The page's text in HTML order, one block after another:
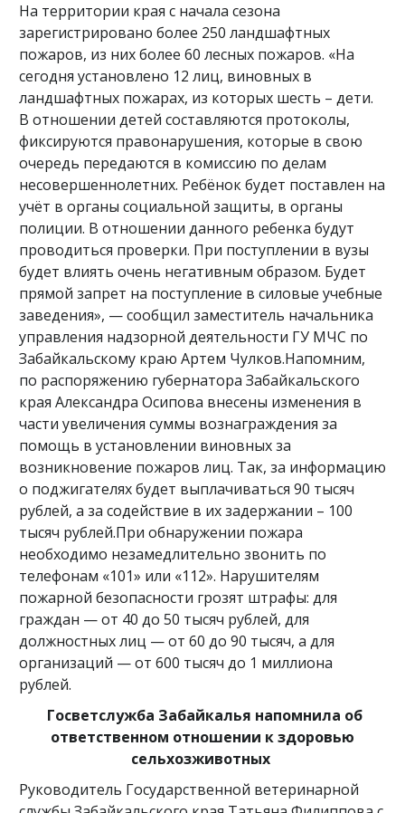
На территории края с начала сезона
зарегистрировано более 250 ландшафтных
пожаров, из них более 60 лесных пожаров. «На
сегодня установлено 12 лиц, виновных в
ландшафтных пожарах, из которых шесть – дети.
В отношении детей составляются протоколы,
фиксируются правонарушения, которые в свою
очередь передаются в комиссию по делам
несовершеннолетних. Ребёнок будет поставлен на
учёт в органы социальной защиты, в органы
полиции. В отношении данного ребенка будут
проводиться проверки. При поступлении в вузы
будет влиять очень негативным образом. Будет
прямой запрет на поступление в силовые учебные
заведения», — сообщил заместитель начальника
управления надзорной деятельности ГУ МЧС по
Забайкальскому краю Артем Чулков.Напомним,
по распоряжению губернатора Забайкальского
края Александра Осипова внесены изменения в
части увеличения суммы вознаграждения за
помощь в установлении виновных за
возникновение пожаров лиц. Так, за информацию
о поджигателях будет выплачиваться 90 тысяч
рублей, а за содействие в их задержании – 100
тысяч рублей.При обнаружении пожара
необходимо незамедлительно звонить по
телефонам «101» или «112». Нарушителям
пожарной безопасности грозят штрафы: для
граждан — от 40 до 50 тысяч рублей, для
должностных лиц — от 60 до 90 тысяч, а для
организаций — от 600 тысяч до 1 миллиона
рублей.
Госветслужба Забайкалья напомнила об
ответственном отношении к здоровью
сельхозживотных
Руководитель Государственной ветеринарной